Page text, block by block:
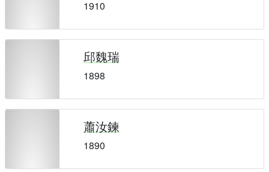
1910
邱魏瑞
1898
蕭汝鍊
1890